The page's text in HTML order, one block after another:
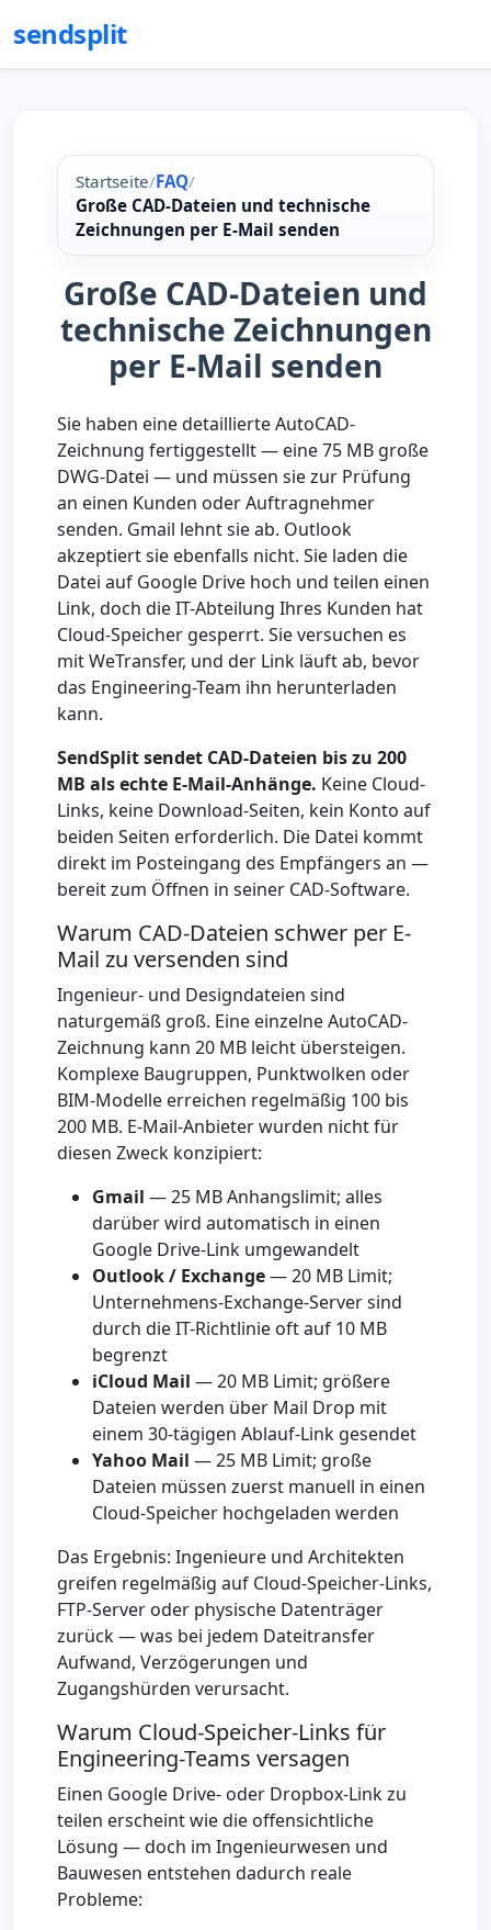
sendsplit
Startseite/FAQ/
Große CAD-Dateien und technische
Zeichnungen per E-Mail senden
Große CAD-Dateien und
technische Zeichnungen
per E-Mail senden
Sie haben eine detaillierte AutoCAD-
Zeichnung fertiggestellt — eine 75 MB große
DWG-Datei — und müssen sie zur Prüfung
an einen Kunden oder Auftragnehmer
senden. Gmail lehnt sie ab. Outlook
akzeptiert sie ebenfalls nicht. Sie laden die
Datei auf Google Drive hoch und teilen einen
Link, doch die IT-Abteilung Ihres Kunden hat
Cloud-Speicher gesperrt. Sie versuchen es
mit WeTransfer, und der Link läuft ab, bevor
das Engineering-Team ihn herunterladen
kann.
SendSplit sendet CAD-Dateien bis zu 200
MB als echte E-Mail-Anhänge. Keine Cloud-
Links, keine Download-Seiten, kein Konto auf
beiden Seiten erforderlich. Die Datei kommt
direkt im Posteingang des Empfängers an —
bereit zum Öffnen in seiner CAD-Software.
Warum CAD-Dateien schwer per E-
Mail zu versenden sind
Ingenieur- und Designdateien sind
naturgemäß groß. Eine einzelne AutoCAD-
Zeichnung kann 20 MB leicht übersteigen.
Komplexe Baugruppen, Punktwolken oder
BIM-Modelle erreichen regelmäßig 100 bis
200 MB. E-Mail-Anbieter wurden nicht für
diesen Zweck konzipiert:
Gmail — 25 MB Anhangslimit; alles
darüber wird automatisch in einen
Google Drive-Link umgewandelt
Outlook / Exchange— 20 MB Limit;
Unternehmens-Exchange-Server sind
durch die IT-Richtlinie oft auf 10 MB
begrenzt
iCloud Mail — 20 MB Limit; größere
Dateien werden über Mail Drop mit
einem 30-tägigen Ablauf-Link gesendet
Yahoo Mail — 25 MB Limit; große
Dateien müssen zuerst manuell in einen
Cloud-Speicher hochgeladen werden
Das Ergebnis: Ingenieure und Architekten
greifen regelmäßig auf Cloud-Speicher-Links,
FTP-Server oder physische Datenträger
zurück — was bei jedem Dateitransfer
Aufwand, Verzögerungen und
Zugangshürden verursacht.
Warum Cloud-Speicher-Links für
Engineering-Teams versagen
Einen Google Drive- oder Dropbox-Link zu
teilen erscheint wie die offensichtliche
Lösung — doch im Ingenieurwesen und
Bauwesen entstehen dadurch reale
Probleme: